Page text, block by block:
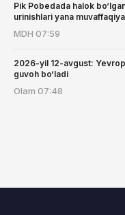
Pik Pobedada halok
urinishlari yana
MDH 07:59
2026-yil 12-avgust:
guvoh bo‘ladi
Olam 07:48